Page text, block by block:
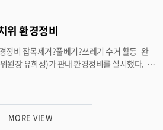
위 환경정비
거 활동 완
원장 유희성)가 관내 환경정비를 실시했다. 1
캠페인 일환으로 관내 환경정비 활동을 진
지 수거하며 쾌적한 환경조성에 나섰다. 유
MORE VIEW